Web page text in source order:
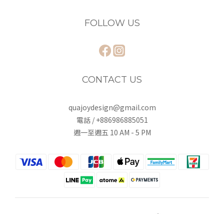
FOLLOW US
CONTACT US
quajoydesign@gmail.com
電話 / +886986885051
週一至週五 10 AM - 5 PM